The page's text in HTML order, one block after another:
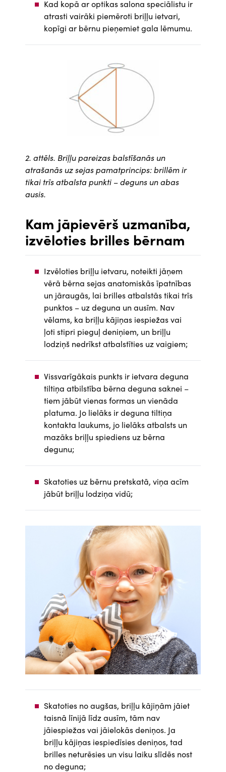
Kad kopā ar optikas salona speciālistu ir
atrasti vairāki piemēroti briļļu ietvari,
kopīgi ar bērnu pieņemiet gala lēmumu.
2. attēls. Briļļu pareizas balstīšanās un
atrašanās uz sejas pamatprincips: brillēm ir
tikai trīs atbalsta punkti – deguns un abas
ausis.
Kam jāpievērš uzmanība,
izvēloties brilles bērnam
Izvēloties briļļu ietvaru, noteikti jāņem
vērā bērna sejas anatomiskās īpatnības
un jāraugās, lai brilles atbalstās tikai trīs
punktos – uz deguna un ausīm. Nav
vēlams, ka briļļu kājiņas iespiežas vai
ļoti stipri pieguļ deniņiem, un briļļu
lodziņš nedrīkst atbalstīties uz vaigiem;
Vissvarīgākais punkts ir ietvara deguna
tiltiņa atbilstība bērna deguna saknei –
tiem jābūt vienas formas un vienāda
platuma. Jo lielāks ir deguna tiltiņa
kontakta laukums, jo lielāks atbalsts un
mazāks briļļu spiediens uz bērna
degunu;
Skatoties uz bērnu pretskatā, viņa acīm
jābūt briļļu lodziņa vidū;
Skatoties no augšas, briļļu kājiņām jāiet
taisnā līnijā līdz ausīm, tām nav
jāiespiežas vai jāielokās deniņos. Ja
briļļu kājiņas iespiedīsies deniņos, tad
brilles neturēsies un visu laiku slīdēs nost
no deguna;